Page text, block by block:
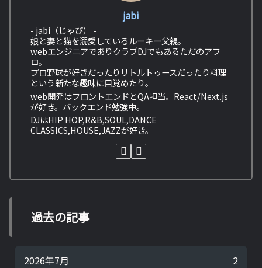
jabi
- jabi（じゃび） -
娘と妻と猫を溺愛しているルーキー父親。
webエンジニアでありクラブDJでもあるただのアフ
ロ。
プロ野球が好きだったりリトルトゥースだったり料理
という新たな趣味に目覚めたり。
web開発はフロントエンドとQA担当。React/Next.js
が好き。バックエンド勉強中。
DJはHIP HOP,R&B,SOUL,DANCE
CLASSICS,HOUSE,JAZZが好き。
過去の記事
2026年7月 2